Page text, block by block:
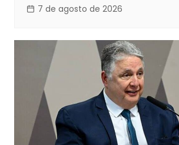
7 de agosto de 2026